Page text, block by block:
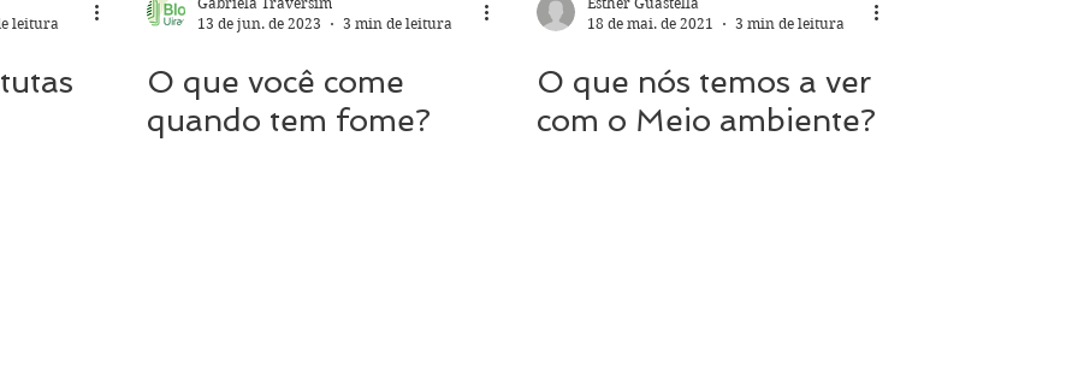
leitura
13 de jun. de 2023
3 min de leitura
O que você come
quando tem fome?
18 de mai. de 2021
3 min de leitura
O que nós temos a ver
com o Meio ambiente?